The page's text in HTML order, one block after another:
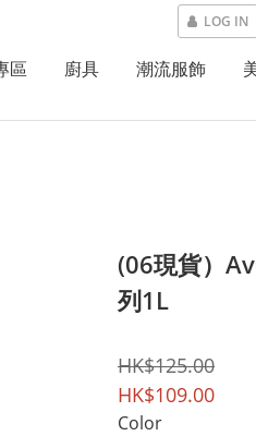
LOG IN
區 廚具 潮流服飾
(06現貨）
列1L
HK$125.00
HK$109.00
Color